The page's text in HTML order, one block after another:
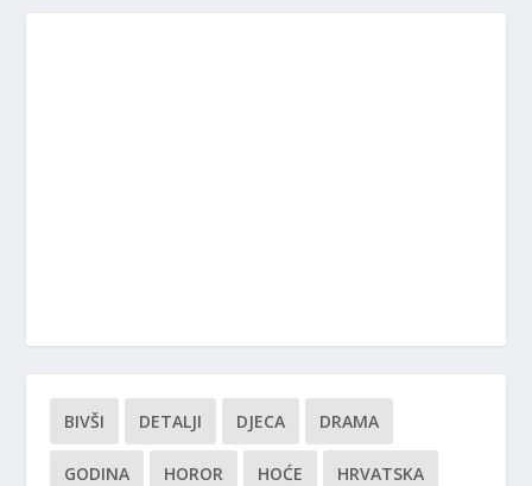
BIVŠI DETALJI DJECA DRAMA
GODINA HOROR HOĆE HRVATSKA